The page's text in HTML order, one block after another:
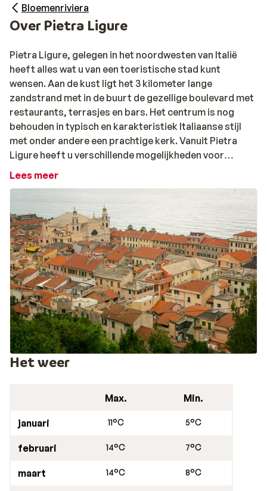
Bloemenriviera
Over Pietra Ligure
Pietra Ligure, gelegen in het noordwesten van Italië
heeft alles wat u van een toeristische stad kunt
wensen. Aan de kust ligt het 3 kilometer lange
zandstrand met in de buurt de gezellige boulevard met
restaurants, terrasjes en bars. Het centrum is nog
behouden in typisch en karakteristiek Italiaanse stijl
met onder andere een prachtige kerk. Vanuit Pietra
Ligure heeft u verschillende mogelijkheden voor
excursies naar omliggende steden. Vooral bekend bij
Lees meer
Het weer
Max. Min.
januari 11°C 5°C
februari 14°C 7°C
maart 14°C 8°C